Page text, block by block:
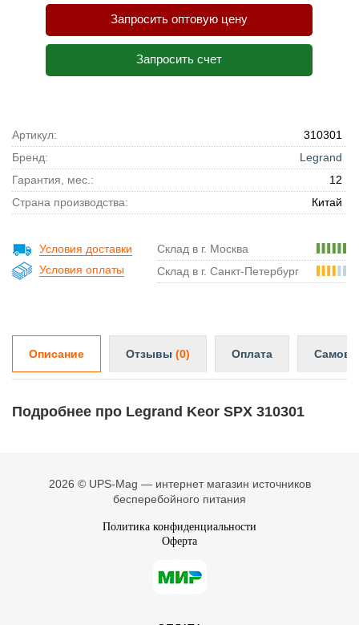
Запросить оптовую цену
Запросить счет
Артикул:
310301
Бренд:
Legrand
Гарантия, мес.:
12
Страна производства:
Китай
Условия доставки
Условия оплаты
Склад в г. Москва
Склад в г. Санкт-Петербург
Описание Отзывы (0) Оплата
Подробнее про Legrand Keor SPX 310301
2026 © UPS-Mag — интернет магазин источников
бесперебойного питания
Политика конфиденциальности
Оферта